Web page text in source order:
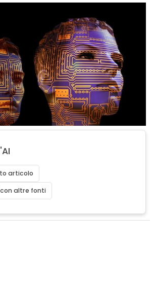
articolo
altre fonti